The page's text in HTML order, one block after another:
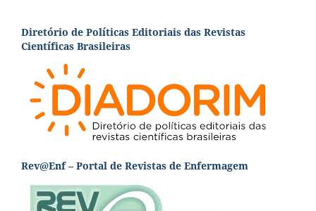
Diretório de Políticas Editoriais das Revistas
Científicas Brasileiras
Rev@Enf – Portal de Revistas de Enfermagem